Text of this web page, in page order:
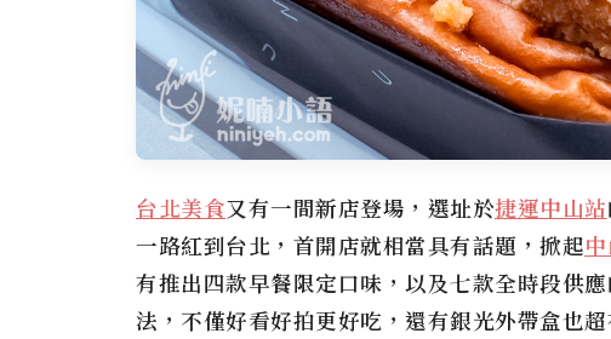
台北美食又有一間新店登場，選址於捷運中山站
一路紅到台北，首開店就相當具有話題，掀起
有推出四款早餐限定口味，以及七款全時段供
法，不僅好看好拍更好吃，還有銀光外帶盒也